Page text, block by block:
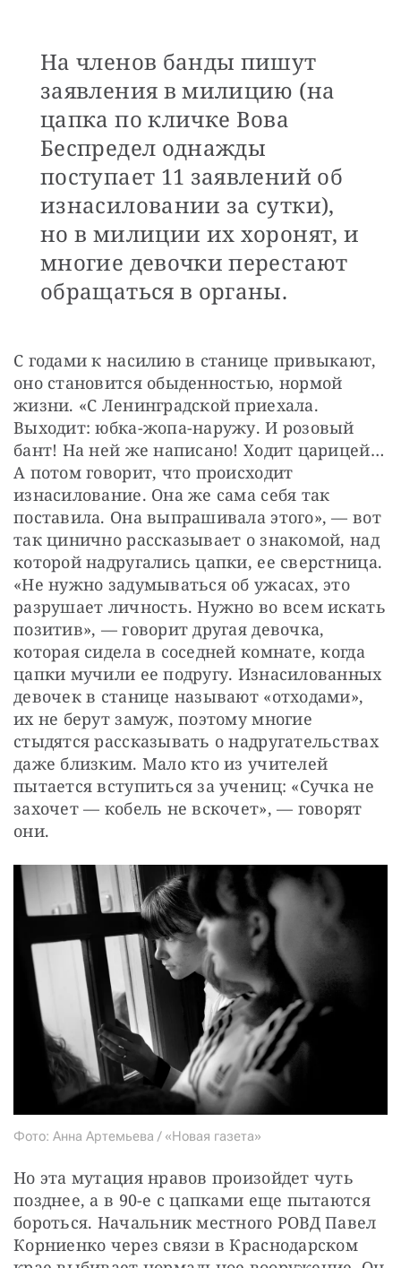
На членов банды пишут
заявления в милицию (на
цапка по кличке Вова
Беспредел однажды
поступает 11 заявлений об
изнасиловании за сутки),
но в милиции их хоронят, и
многие девочки перестают
обращаться в органы.
С годами к насилию в станице привыкают,
оно становится обыденностью, нормой
жизни. «С Ленинградской приехала.
Выходит: юбка-жопа-наружу. И розовый
бант! На ней же написано! Ходит царицей…
А потом говорит, что происходит
изнасилование. Она же сама себя так
поставила. Она выпрашивала этого», — вот
так цинично рассказывает о знакомой, над
которой надругались цапки, ее сверстница.
«Не нужно задумываться об ужасах, это
разрушает личность. Нужно во всем искать
позитив», — говорит другая девочка,
которая сидела в соседней комнате, когда
цапки мучили ее подругу. Изнасилованных
девочек в станице называют «отходами»,
их не берут замуж, поэтому многие
стыдятся рассказывать о надругательствах
даже близким. Мало кто из учителей
пытается вступиться за учениц: «Сучка не
захочет — кобель не вскочет», — говорят
они.
Фото: Анна Артемьева / «Новая газета»
Но эта мутация нравов произойдет чуть
позднее, а в 90-е с цапками еще пытаются
бороться. Начальник местного РОВД Павел
Корниенко через связи в Краснодарском